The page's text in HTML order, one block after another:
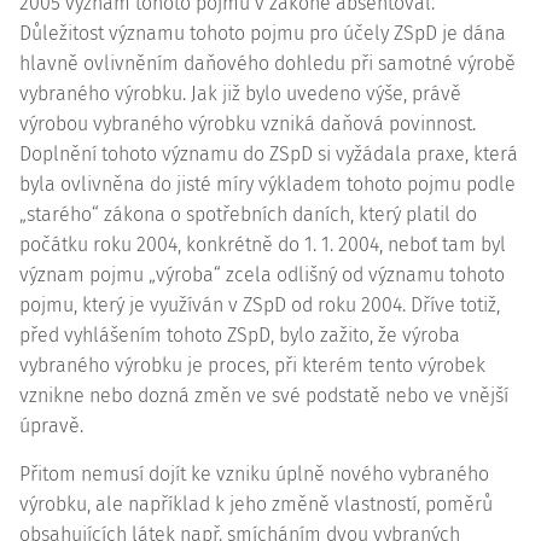
Důležitost významu tohoto pojmu pro účely ZSpD je dána
hlavně ovlivněním daňového dohledu při samotné výrobě
vybraného výrobku. Jak již bylo uvedeno výše, právě
výrobou vybraného výrobku vzniká daňová povinnost.
Doplnění tohoto významu do ZSpD si vyžádala praxe, která
byla ovlivněna do jisté míry výkladem tohoto pojmu podle
„starého“ zákona o spotřebních daních, který platil do
počátku roku 2004, konkrétně do 1. 1. 2004, neboť tam byl
význam pojmu „výroba“ zcela odlišný od významu tohoto
pojmu, který je využíván v ZSpD od roku 2004. Dříve totiž,
před vyhlášením tohoto ZSpD, bylo zažito, že výroba
vybraného výrobku je proces, při kterém tento výrobek
vznikne nebo dozná změn ve své podstatě nebo ve vnější
úpravě.
Přitom nemusí dojít ke vzniku úplně nového vybraného
výrobku, ale například k jeho změně vlastností, poměrů
obsahujících látek např. smícháním dvou vybraných